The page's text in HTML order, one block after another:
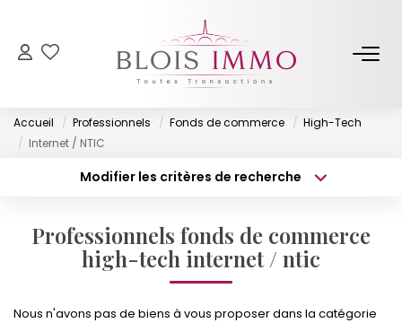
NOS BIENS
Acheter
Off Market
ESTIMER
Accueil Professionnels Fonds de commerce
High-Tech
Internet / NTIC
Modifier les critères de recherche
Sélectionnez...
Type de bien
Surface min
Professionnels fonds de commerce
high-tech internet / ntic
Nous n'avons pas de biens à vous proposer dans la catégorie